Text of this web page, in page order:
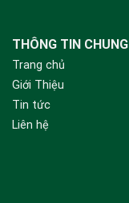
THÔNG TIN CHUNG
Trang chủ
Giới Thiệu
Tin tức
Liên hệ